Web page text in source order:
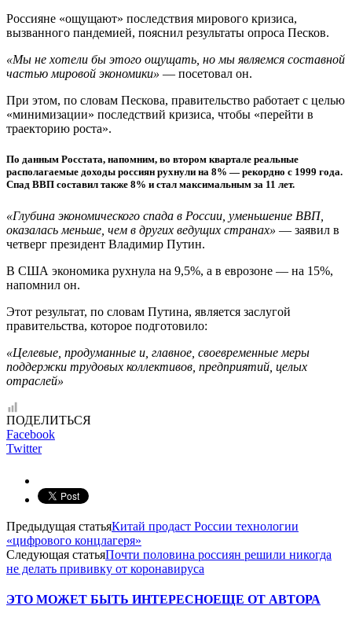
Россияне «ощущают» последствия мирового кризиса,
вызванного пандемией, пояснил результаты опроса Песков.
«Мы не хотели бы этого ощущать, но мы являемся составной
частью мировой экономики» — посетовал он.
При этом, по словам Пескова, правительство работает с целью
«минимизации» последствий кризиса, чтобы «перейти в
траекторию роста».
По данным Росстата, напомним, во втором квартале реальные
располагаемые доходы россиян рухнули на 8% — рекордно с 1999 года.
Спад ВВП составил также 8% и стал максимальным за 11 лет.
«Глубина экономического спада в России, уменьшение ВВП,
оказалась меньше, чем в других ведущих странах» — заявил в
четверг президент Владимир Путин.
В США экономика рухнула на 9,5%, а в еврозоне — на 15%,
напомнил он.
Этот результат, по словам Путина, является заслугой
правительства, которое подготовило:
«Целевые, продуманные и, главное, своевременные меры
поддержки трудовых коллективов, предприятий, целых
отраслей»
ПОДЕЛИТЬСЯ
Facebook
Twitter
Предыдущая статьяКитай продаст России технологии
«цифрового концлагеря»
Следующая статьяПочти половина россиян решили никогда
не делать прививку от коронавируса
ЭТО МОЖЕТ БЫТЬ ИНТЕРЕСНОЕЩЕ ОТ АВТОРА